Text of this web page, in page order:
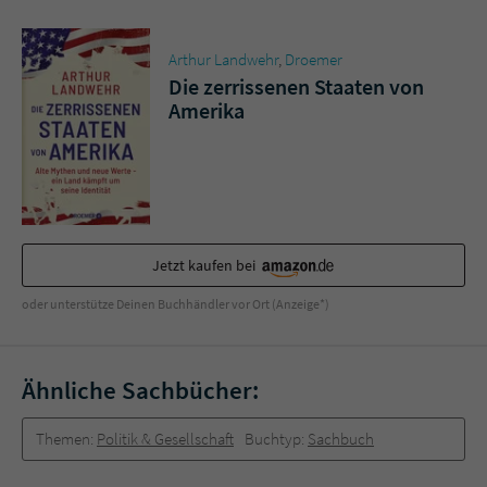
Arthur Landwehr, Droemer
Die zerrissenen Staaten von
Amerika
Jetzt kaufen bei
oder unterstütze Deinen Buchhändler vor Ort (Anzeige*)
Ähnliche Sachbücher:
Themen: Politik & Gesellschaft Buchtyp: Sachbuch